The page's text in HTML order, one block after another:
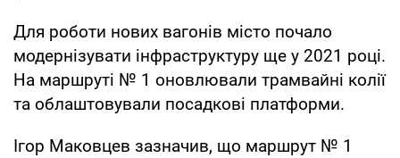
Для роботи нових вагонів місто почало
модернізувати інфраструктуру ще у 2021 році.
На маршруті № 1 оновлювали трамвайні колії
та облаштовували посадкові платформи.
Ігор Маковцев зазначив, що маршрут № 1